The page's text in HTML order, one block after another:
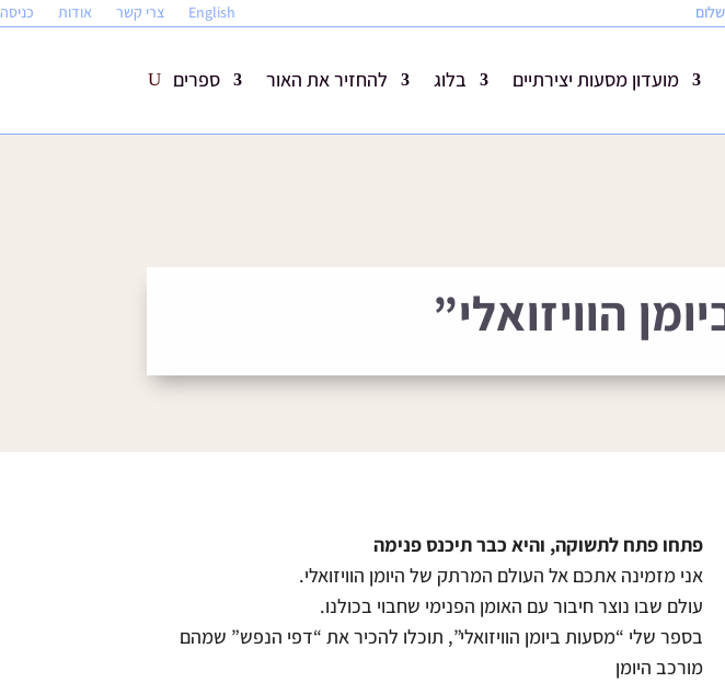
English צרי קשר אודות כניסה שלום
מועדון מסעות יצירתיים בלוג להחזיר את האור ספרים
הוויזואלי”
פתחו פתח לתשוקה, והיא כבר תיכנס פנימה
אני מזמינה אתכם אל העולם המרתק של היומן הוויזואלי.
עולם שבו נוצר חיבור עם האומן הפנימי שחבוי בכולנו.
בספר שלי “מסעות ביומן הוויזואלי”, תוכלו להכיר את “דפי הנפש” שמהם
מורכב היומן